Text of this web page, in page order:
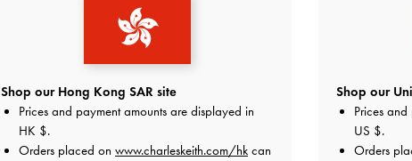
以及任何本網站之內容，除非已事先取得CHARLES &
款」中明確列出之允許事項。
禁止以商業或其他任何目的，再製、修改、改寫、翻譯
交易或利用任何本站使用者內容，除非已事先取得
Shop our Hong Kong SAR site
Prices and payment amounts are displayed in
HK $.
Orders placed on www.charleskeith.com/hk can
Shop our
Prices
US $.
Orders